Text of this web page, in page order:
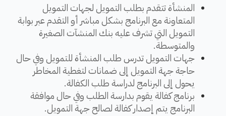
​​​​​المنشأة تتقدم بطلب التمويل لجهات التمويل
المتعاونة مع البرنامج بشكل مباشر أو التقدم عبر بوابة
التمويل التي تشرف عليه بنك المنشآت الصغيرة
والمتوسطة.
جهات التمويل تدرس طلب المنشأة للتمويل وفي حال
حاجة جهة التمويل إلى ضمانات لتغطية المخاطر
يحول إلى البرنامج لدراسة طلب الكفالة.
​برنامج كفالة يقوم بدارسة الطلب وفي حال موافقة
البرنامج يتم إصدار كفالة لصالح جهة التمويل.​